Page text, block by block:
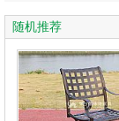
随机推荐